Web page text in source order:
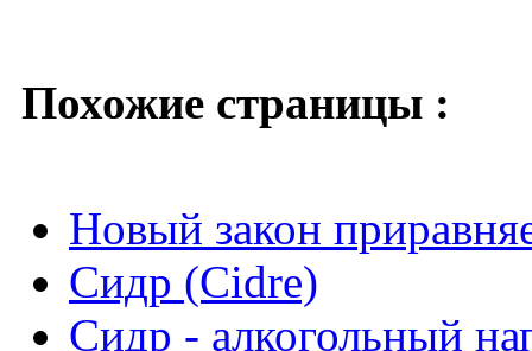
Похожие страницы :
Новый закон
Сидр (Cidre)
Сидр - алкогольный